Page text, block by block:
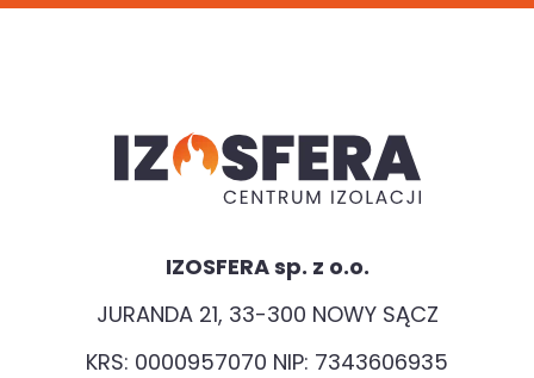
IZOSFERA sp. z o.o.
JURANDA 21, 33-300 NOWY SĄCZ
KRS: 0000957070 NIP: 7343606935